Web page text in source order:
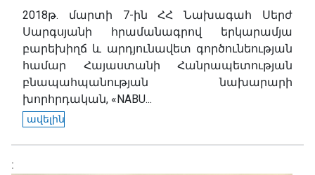
2018թ. մարտի 7-ին ՀՀ Նախագահ Սերժ
Սարգսյանի հրամանագրով երկարամյա
բարեխիղճ և արդյունավետ գործունեության
համար Հայաստանի Հանրապետության
բնապահպանության նախարարի
խորհրդական, «NABU...
ավելին